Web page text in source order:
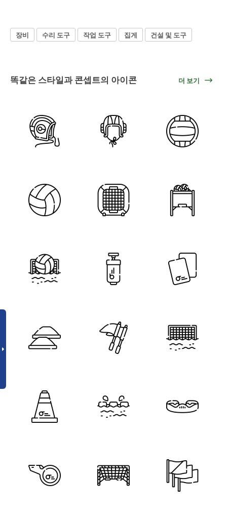
장비 수리 도구 작업 도구 집게 건설 및 도구
똑같은 스타일과 콘셉트의 아이콘 더 보기